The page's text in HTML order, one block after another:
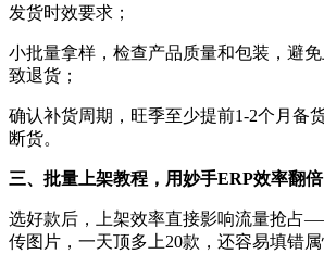
发货时效要求；
小批量拿样，检查产品质量和包装，避
致退货；
确认补货周期，旺季至少提前1-2个月备
断货。
三、批量上架教程 ，用妙手ERP效率翻倍
选好款后，上架效率直接影响流量抢占
传图片，一天顶多上20款，还容易填错属